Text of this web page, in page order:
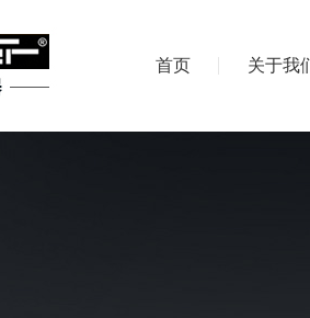
首页 关于我